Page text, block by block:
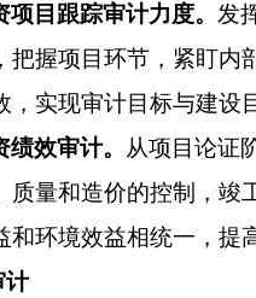
项目跟踪审计力度。 发
把握项目环节，紧盯内
，实现审计目标与建设
效审计。 从项目论证
质量和造价的控制，竣
和环境效益相统一，提
计